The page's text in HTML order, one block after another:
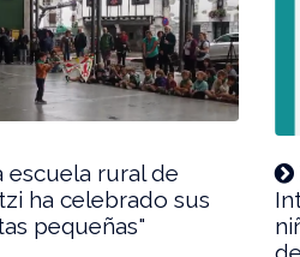
escuela rural de
ha celebrado sus
pequeñas"